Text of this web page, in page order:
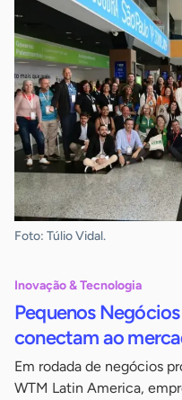
Foto: Túlio Vidal.
Inovação & Tecnologia
Pequenos
conectam ao
Em rodada de negócios
WTM Latin America,